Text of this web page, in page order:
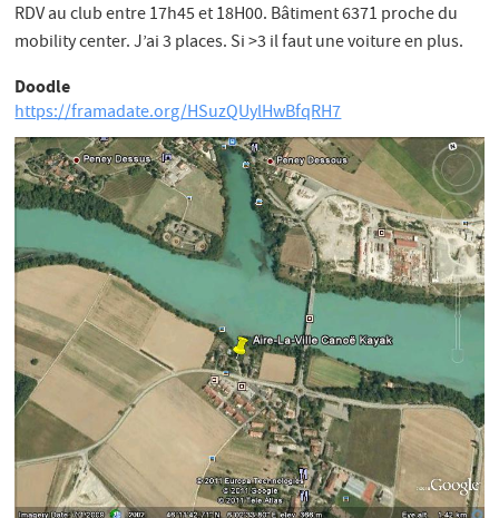
RDV au club entre 17h45 et 18H00. Bâtiment 6371 proche du
mobility center. J’ai 3 places. Si >3 il faut une voiture en plus.
Doodle
https://framadate.org/HSuzQUylHwBfqRH7